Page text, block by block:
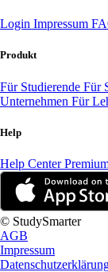
Login Impressum
Produkt
Für Studierende Für
Unternehmen Für
Help
Help Center
© StudySmarter
AGB
Impressum